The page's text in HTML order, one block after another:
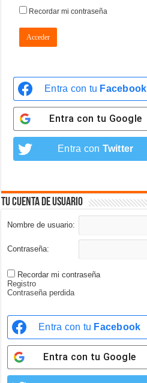
Recordar mi contraseña
Acceder
Entra con tu Facebook
Entra con tu Google
Entra con Twitter
Tu cuenta de usuario
Nombre de usuario:
Contraseña:
Recordar mi contraseña
Registro
Contraseña perdida
Entra con tu Facebook
Entra con tu Google